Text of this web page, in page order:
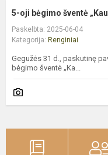
5-oji bėgimo šventė
Paskelbta: 2025-06-04
Kategorija: Renginiai
Gegužės 31 d., paskutinę
bėgimo šventė „Ka...